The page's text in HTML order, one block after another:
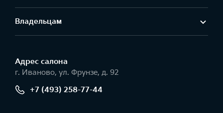
Владельцам
Адрес салонa
г. Иваново, ул. Фрунзе, д. 92
+7 (493) 258-77-44